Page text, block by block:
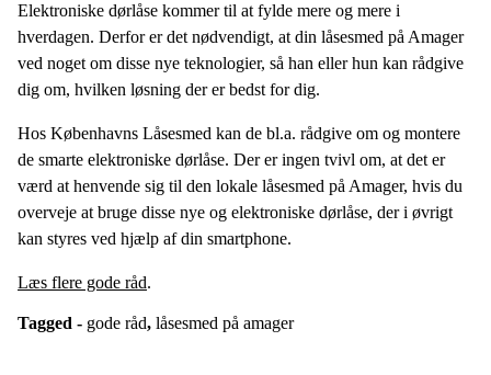
Elektroniske dørlåse kommer til at fylde mere og mere i
hverdagen. Derfor er det nødvendigt, at din låsesmed på Amager
ved noget om disse nye teknologier, så han eller hun kan rådgive
dig om, hvilken løsning der er bedst for dig.
Hos Københavns Låsesmed kan de bl.a. rådgive om og montere
de smarte elektroniske dørlåse. Der er ingen tvivl om, at det er
værd at henvende sig til den lokale låsesmed på Amager, hvis du
overveje at bruge disse nye og elektroniske dørlåse, der i øvrigt
kan styres ved hjælp af din smartphone.
Læs flere gode råd.
Tagged - gode råd, låsesmed på amager